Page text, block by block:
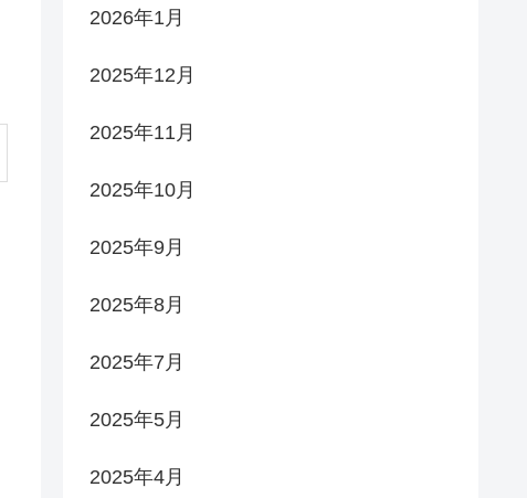
2026年1月
2025年12月
2025年11月
2025年10月
2025年9月
2025年8月
2025年7月
2025年5月
2025年4月